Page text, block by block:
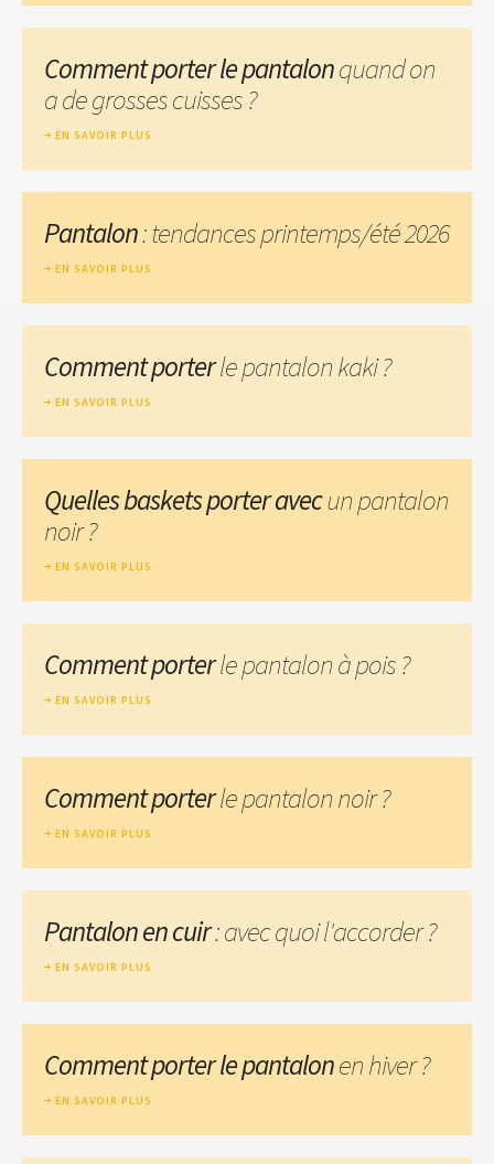
Comment porter le pantalonquand on
a de grosses cuisses ?
EN SAVOIR PLUS
Pantalon: tendances printemps/été 2026
EN SAVOIR PLUS
Comment porterle pantalon kaki ?
EN SAVOIR PLUS
Quelles baskets porter avecun pantalon
noir ?
EN SAVOIR PLUS
Comment porterle pantalon à pois ?
EN SAVOIR PLUS
Comment porterle pantalon noir ?
EN SAVOIR PLUS
Pantalon en cuir: avec quoi l'accorder ?
EN SAVOIR PLUS
Comment porter le pantalonen hiver ?
EN SAVOIR PLUS